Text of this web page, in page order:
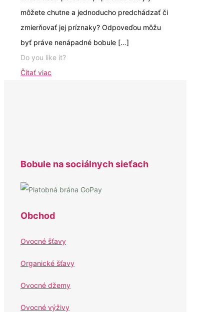
môžete chutne a jednoducho predchádzať či
zmierňovať jej príznaky? Odpoveďou môžu
byť práve nenápadné bobule […]
Do you like it?
Čítať viac
Bobule na sociálnych sieťach
Obchod
Ovocné šťavy
Organické šťavy
Ovocné džemy
Ovocné výživy